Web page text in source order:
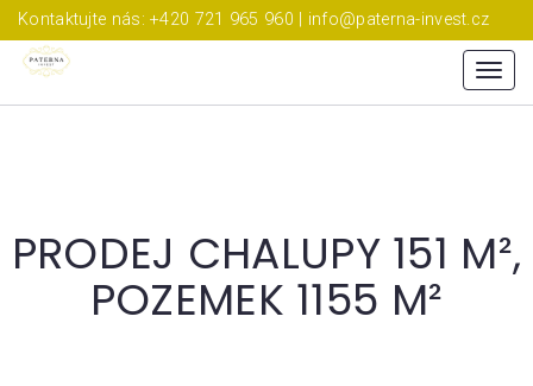
Kontaktujte nás: +420 721 965 960 | info@paterna-invest.cz
Menu
PRODEJ CHALUPY 151 M²,
POZEMEK 1155 M²